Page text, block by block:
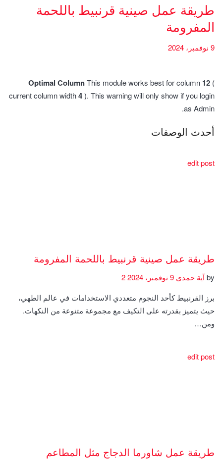
طريقة عمل صينية قرنبيط باللحمة
المفرومة
9 نوفمبر، 2024
Optimal ColumnThis module works best for column 12 (
current column width4). This warning will only show if you login
as Admin.
أحدث الوصفات
edit post
طريقة عمل صينية قرنبيط باللحمة المفرومة
byآية حمدي
برز القرنبيط كأحد النجوم متعددي الاستخدامات في عالم الطهي،
حيث يتميز بقدرته على التكيف مع مجموعة متنوعة من النكهات.
ومن…
edit post
طريقة عمل شاورما الدجاج مثل المطاعم